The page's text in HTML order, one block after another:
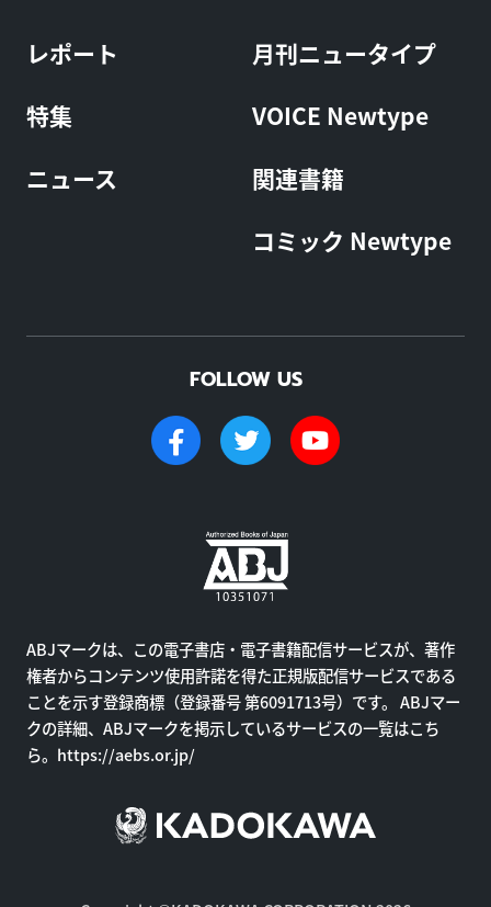
レポート
特集
ニュース
月刊ニュータイプ
VOICE Newtype
関連書籍
コミック Newtype
FOLLOW US
ABJマークは、この電子書店・電子書籍配信サービスが、著作
権者からコンテンツ使用許諾を得た正規版配信サービスである
ことを示す登録商標（登録番号 第6091713号）です。 ABJマー
クの詳細、ABJマークを掲示しているサービスの一覧はこち
ら。 https://aebs.or.jp/